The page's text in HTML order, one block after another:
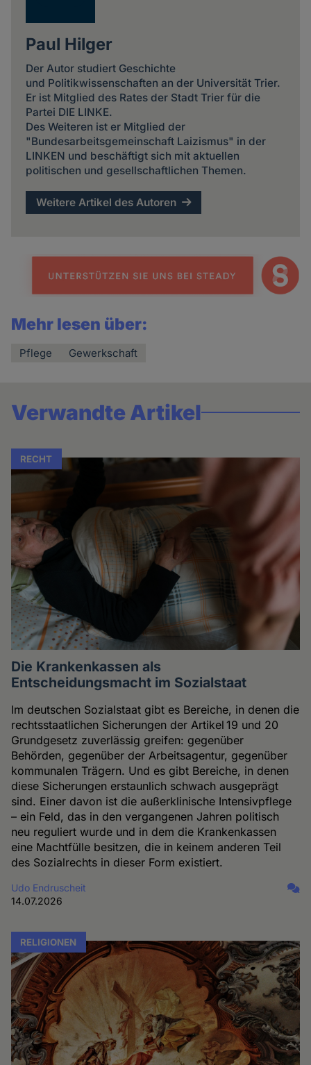
Paul Hilger
Der Autor studiert Geschichte
und Politikwissenschaften an der Universität Trier.
Er ist Mitglied des Rates der Stadt Trier für die
Partei DIE LINKE.
Des Weiteren ist er Mitglied der
"Bundesarbeitsgemeinschaft Laizismus" in der
LINKEN und beschäftigt sich mit aktuellen
politischen und gesellschaftlichen Themen.
Weitere Artikel des Autoren
Mehr lesen über:
Pflege Gewerkschaft
Verwandte Artikel
RECHT
Die Krankenkassen als
Entscheidungsmacht im Sozialstaat
Im deutschen Sozialstaat gibt es Bereiche, in denen die
rechtsstaatlichen Sicherungen der Artikel 19 und 20
Grundgesetz zuverlässig greifen: gegenüber
Behörden, gegenüber der Arbeitsagentur, gegenüber
kommunalen Trägern. Und es gibt Bereiche, in denen
diese Sicherungen erstaunlich schwach ausgeprägt
sind. Einer davon ist die außerklinische Intensivpflege
– ein Feld, das in den vergangenen Jahren politisch
neu reguliert wurde und in dem die Krankenkassen
eine Machtfülle besitzen, die in keinem anderen Teil
des Sozialrechts in dieser Form existiert.
Udo Endruscheit
14.07.2026
RELIGIONEN